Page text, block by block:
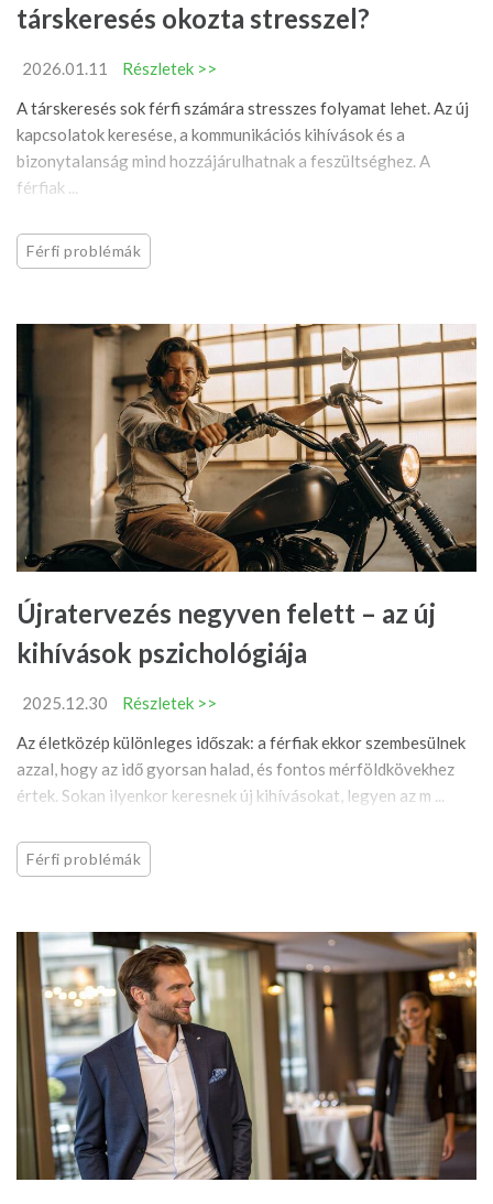
társkeresés okozta stresszel?
2026.01.11
Részletek >>
A társkeresés sok férfi számára stresszes folyamat lehet. Az új
kapcsolatok keresése, a kommunikációs kihívások és a
bizonytalanság mind hozzájárulhatnak a feszültséghez. A
férfiak ...
Férfi problémák
Újratervezés negyven felett – az új
kihívások pszichológiája
2025.12.30
Részletek >>
Az életközép különleges időszak: a férfiak ekkor szembesülnek
azzal, hogy az idő gyorsan halad, és fontos mérföldkövekhez
értek. Sokan ilyenkor keresnek új kihívásokat, legyen az m ...
Férfi problémák